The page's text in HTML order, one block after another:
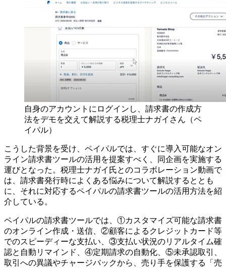
自身のアカウントにログインし、請求書の作成方
法をデモを交えて解説する税理士ナガイさん（ペ
イパル）
こうした背景を受け、ペイパルでは、すぐに導入可能なオン
ライン請求書ツールの活用を提案すべく、同企画を実施する
運びとなった。税理士ナガイ氏とのコラボレーション動画で
は、請求書発行時によくある悩みについて解説するととも
に、それに対応するペイパルの請求書ツールの活用方法を紹
介している。
ペイパルの請求書ツールでは、①カスタマイズ可能な請求書
のオンライン作成・送信、②顧客によるクレジットカード等
でのスピーディーな支払い、③支払い状況のリアルタイム確
認と自動リマインド、④定期請求の自動化、⑤未承認取引、
取引への異議やチャージバックから、売り手を保護する「売